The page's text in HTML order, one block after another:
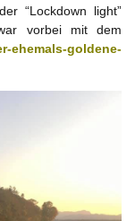
“Lockdown light”
vorbei mit dem
ehemals-goldene-